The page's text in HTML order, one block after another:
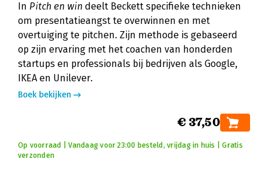
In Pitch en win deelt Beckett specifieke technieken
om presentatieangst te overwinnen en met
overtuiging te pitchen. Zijn methode is gebaseerd
op zijn ervaring met het coachen van honderden
startups en professionals bij bedrijven als Google,
IKEA en Unilever.
Boek bekijken
€ 37,50
Op voorraad | Vandaag voor 23:00 besteld, vrijdag in huis | Gratis
verzonden